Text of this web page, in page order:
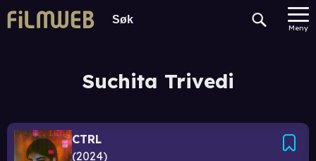
Meny
Suchita Trivedi
CTRL
2024